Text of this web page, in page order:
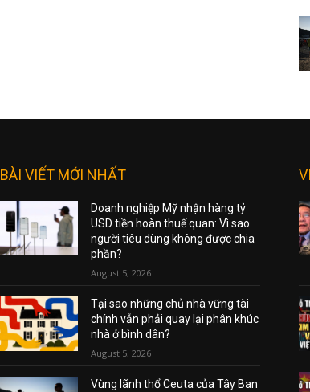
BÀI VIẾT MỚI NHẤT
Doanh nghiệp Mỹ nhận hàng tỷ
USD tiền hoàn thuế quan: Vì sao
người tiêu dùng không được chia
phần?
August 5, 2026
Tại sao những chủ nhà vững tài
chính vẫn phải quay lại phân khúc
nhà ở bình dân?
August 5, 2026
Vùng lãnh thổ Ceuta của Tây Ban